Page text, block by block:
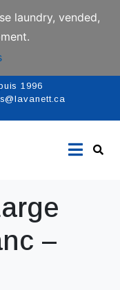
laundry, vended,
1996
–